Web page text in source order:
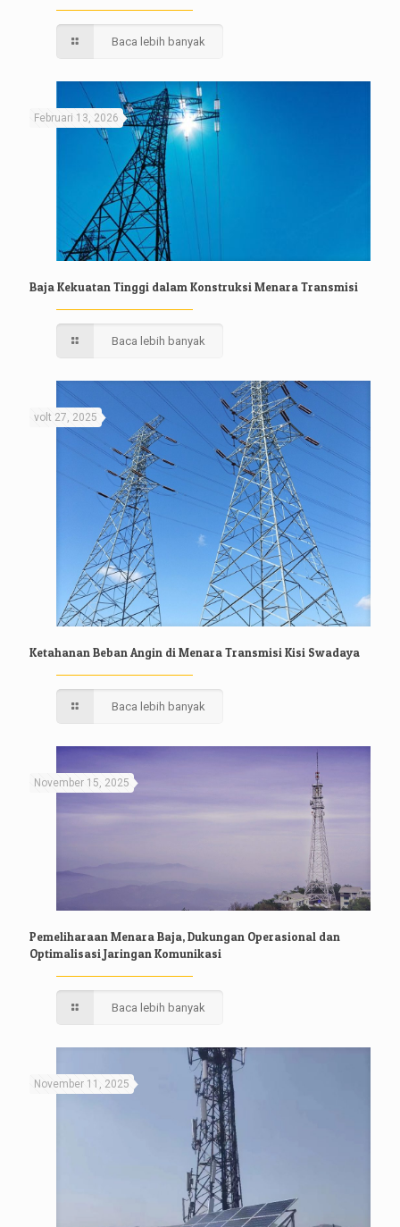
Baca lebih banyak
Februari 13, 2026
Baja Kekuatan Tinggi dalam Konstruksi Menara Transmisi
Baca lebih banyak
volt 27, 2025
Ketahanan Beban Angin di Menara Transmisi Kisi Swadaya
Baca lebih banyak
November 15, 2025
Pemeliharaan Menara Baja, Dukungan Operasional dan
Optimalisasi Jaringan Komunikasi
Baca lebih banyak
November 11, 2025